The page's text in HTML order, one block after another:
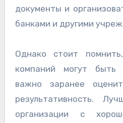
документы и
банками и другими
Однако стоит
компаний могут быть
важно заранее
результативность.
организации с